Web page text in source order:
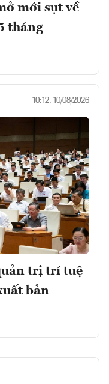
mới sụt về
tháng
10:12, 10/08/2026
trị trí tuệ
bản